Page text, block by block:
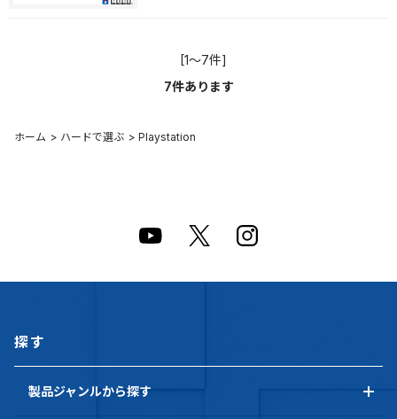
[1～7件]
7件あります
ホーム > ハードで選ぶ > Playstation
探す
製品ジャンルから探す